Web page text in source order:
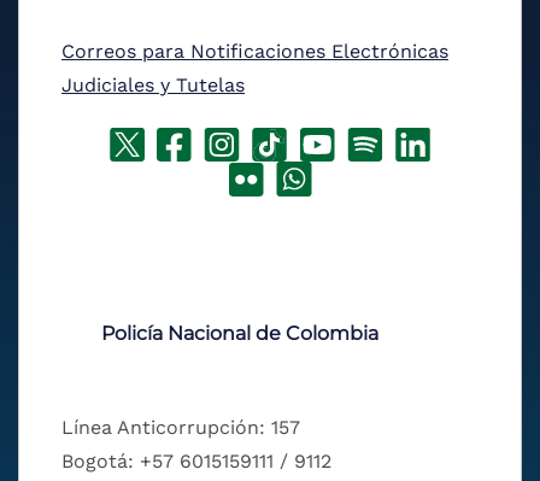
Correos para Notificaciones Electrónicas
Judiciales y Tutelas
Policía Nacional de Colombia
Línea Anticorrupción: 157
Bogotá: +57 6015159111 / 9112